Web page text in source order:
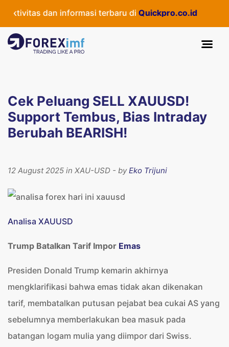
dan informasi terbaru diQuickpro.co.id
Cek Peluang SELL XAUUSD!
Support Tembus, Bias Intraday
Berubah BEARISH!
12 August 2025 in XAU-USD - byEko Trijuni
Analisa XAUUSD
Trump Batalkan Tarif Impor Emas
Presiden Donald Trump kemarin akhirnya
mengklarifikasi bahwa emas tidak akan dikenakan
tarif, membatalkan putusan pejabat bea cukai AS yang
sebelumnya memberlakukan bea masuk pada
batangan logam mulia yang diimpor dari Swiss.